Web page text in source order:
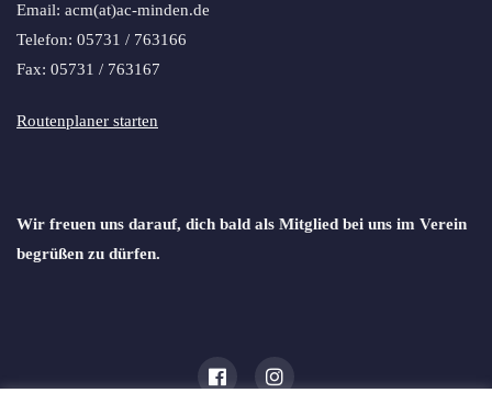
Email: acm(at)ac-minden.de
Telefon: 05731 / 763166
Fax: 05731 / 763167
Routenplaner starten
Wir freuen uns darauf, dich bald als Mitglied bei uns im Verein
begrüßen zu dürfen.